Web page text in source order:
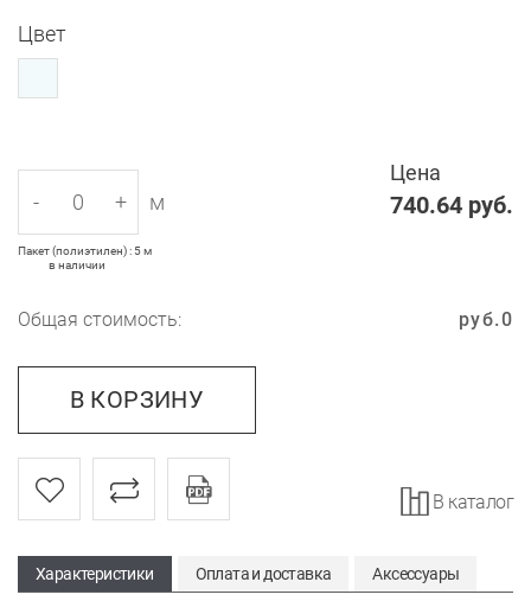
Цвет
Цена
740.64 руб.
- + м
Пакет (полиэтилен) : 5 м
в наличии
Общая стоимость: 0
руб.
В КОРЗИНУ
В каталог
Характеристики Оплата и доставка Аксессуары